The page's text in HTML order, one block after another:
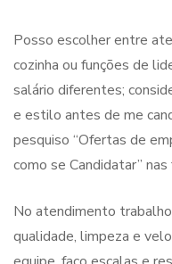
Posso escolher entre
cozinha ou funções de
salário diferentes;
e estilo antes de me
pesquiso “Ofertas de
como se Candidatar”
No atendimento
qualidade, limpeza e